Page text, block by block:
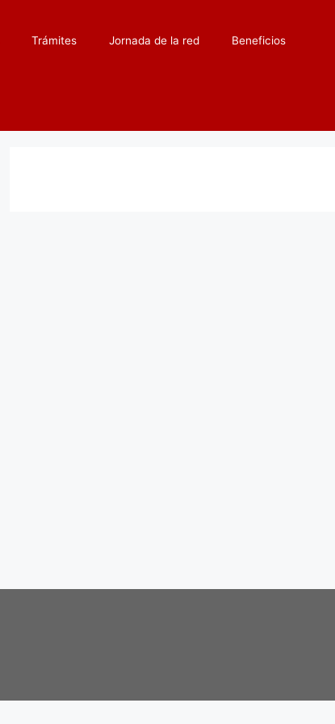
Trámites Jornada de la red Beneficios